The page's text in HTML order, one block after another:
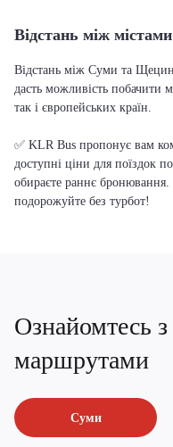
Відстань між
Відстань між Суми та
дасть можливість побачити
так і європейських країн.
✅ KLR Bus пропонує вам
доступні ціни для поїздок
обираєте раннє
подорожуйте без турбот!
Ознайомтесь
маршрутами
Суми